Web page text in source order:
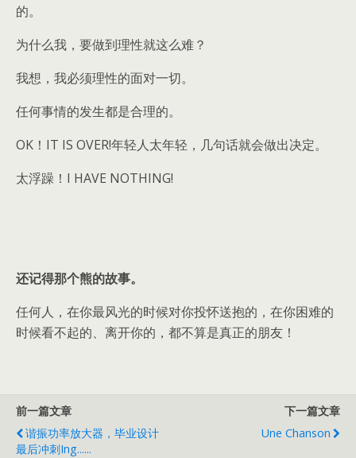
的。
为什么我，要做到理性就这么难？
我想，我必须理性的面对一切。
任何事情的发生都是合理的。
OK！IT IS OVER!年轻人太年轻，几句话就会做出决定。
太浮躁！I HAVE NOTHING!
还记得那个熊的故事。
任何人，在你最风光的时候对你投怀送抱的，在你困难的
时候看不起的、离开你的，都不算是真正的朋友！
前一篇文章
谐振功率放大器，毕业设计
最后冲刺ing......
下一篇文章
Une Chanson